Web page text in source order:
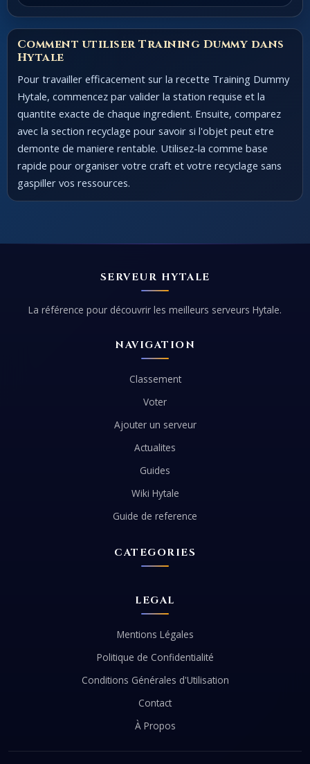
Comment utiliser Training Dummy dans
Hytale
Pour travailler efficacement sur la recette Training Dummy
Hytale, commencez par valider la station requise et la
quantite exacte de chaque ingredient. Ensuite, comparez
avec la section recyclage pour savoir si l'objet peut etre
demonte de maniere rentable. Utilisez-la comme base
rapide pour organiser votre craft et votre recyclage sans
gaspiller vos ressources.
SERVEUR HYTALE
La référence pour découvrir les meilleurs serveurs Hytale.
NAVIGATION
Classement
Voter
Ajouter un serveur
Actualites
Guides
Wiki Hytale
Guide de reference
CATEGORIES
LEGAL
Mentions Légales
Politique de Confidentialité
Conditions Générales d'Utilisation
Contact
À Propos